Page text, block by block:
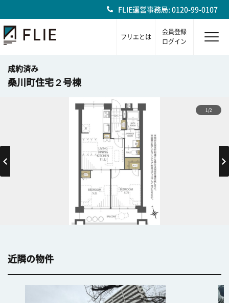
FLIE運営事務局: 0120-99-0107
フリエとは
会員登録
ログイン
成約済み
桑川町住宅２号棟
1/2
近隣の物件